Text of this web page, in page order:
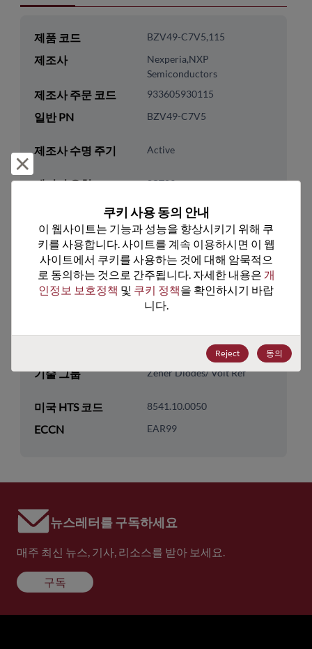
제품 코드 BZV49-C7V5,115
제조사
Nexperia,NXP
Semiconductors
제조사 주문 코드 933605930115
일반 PN BZV49-C7V5
제조사 수명 주기 Active
패키지 유형 SOT89
0
ROHS 준수 Yes
리드프리 Yes
패키지 유형 Tape & Reel
패키지 수량 1000
기술 그룹 Zener Diodes/ Volt Ref
미국 HTS 코드 8541.10.0050
ECCN EAR99
뉴스레터를 구독하세요
매주 최신 뉴스, 기사, 리소스를 받아 보세요.
구독
쿠키 사용 동의 안내
이 웹사이트는 기능과 성능을 향상시키기 위해 쿠
키를 사용합니다. 사이트를 계속 이용하시면 이 웹
사이트에서 쿠키를 사용하는 것에 대해 암묵적으
로 동의하는 것으로 간주됩니다. 자세한 내용은 개
인정보 보호정책 및 쿠키 정책을 확인하시기 바랍
니다.
Reject 동의